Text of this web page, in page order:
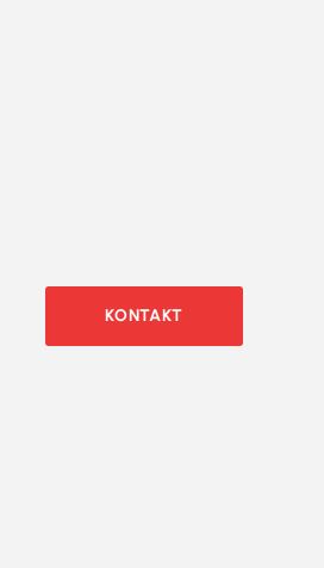
KONTAKT